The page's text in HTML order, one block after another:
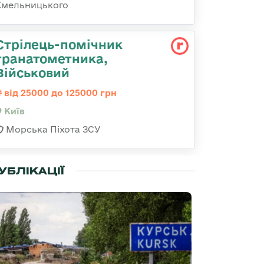
помічник
від 25000 до 125000 грн
Київ
Морська Піхота ЗСУ